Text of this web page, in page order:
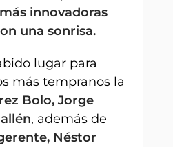
innovadoras
una sonrisa.
lugar para
más tempranos la
Bolo, Jorge
, además de
Néstor